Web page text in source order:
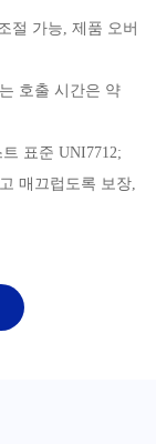
절 가능, 제품 오버
호출 시간은 약
표준 UNI7712;
매끄럽도록 보장,